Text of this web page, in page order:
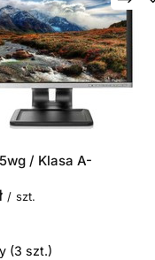
/ Klasa A-
/ szt.
(3 szt.)